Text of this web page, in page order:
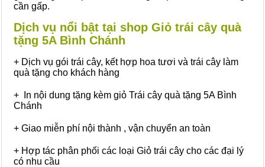
cần gấp.
Dịch vụ nổi bật tại shop Giỏ trái cây quà
tặng 5A Bình Chánh
+ Dịch vụ gói trái cây, kết hợp hoa tươi và trái cây làm
quà tặng cho khách hàng
+ In nội dung tặng kèm giỏ Trái cây quà tặng 5A Bình
Chánh
+ Giao miễn phí nội thành , vận chuyển an toàn
+ Hợp tác phân phối các loại Giỏ trái cây cho các đại lý
có nhu cầu